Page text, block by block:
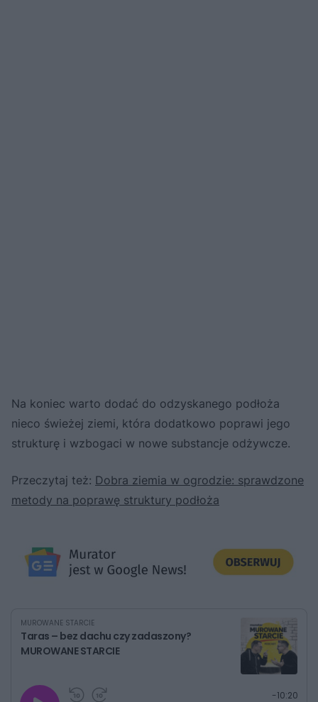
Na koniec warto dodać do odzyskanego podłoża
nieco świeżej ziemi, która dodatkowo poprawi jego
strukturę i wzbogaci w nowe substancje odżywcze.
Przeczytaj też: Dobra ziemia w ogrodzie: sprawdzone
metody na poprawę struktury podłoża
MUROWANE STARCIE
Taras – bez dachu czy zadaszony?
MUROWANE STARCIE
P
-10:20